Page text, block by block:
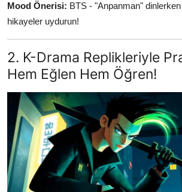
Mood Önerisi: BTS - "Anpanman"
hikayeler uydurun!
2. K-Drama Replikleriyle
Hem Eğlen Hem Öğren!